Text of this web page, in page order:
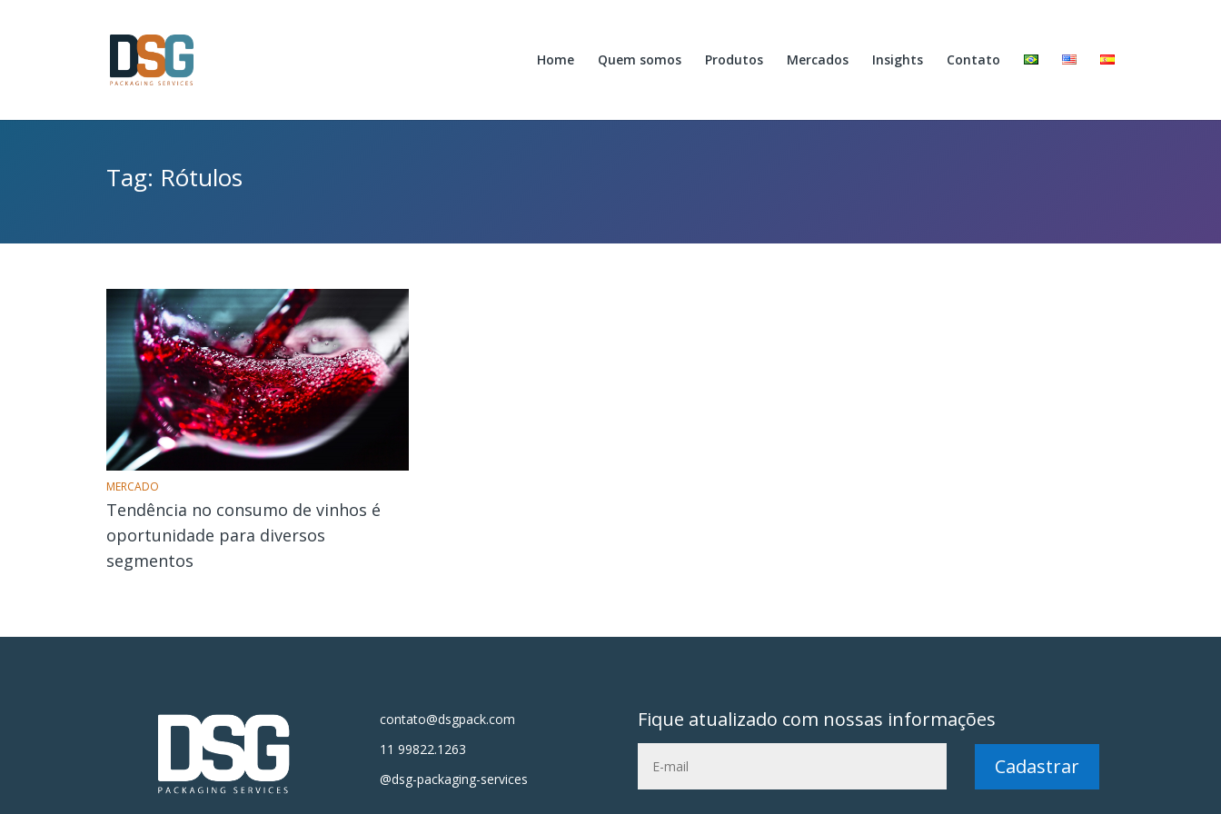
Home Quem somos Produtos Mercados Insights Contato
Tag: Rótulos
MERCADO
Tendência no consumo de vinhos é
oportunidade para diversos
segmentos
contato@dsgpack.com
11 99822.1263
@dsg-packaging-services
Fique atualizado com nossas informações
Cadastrar